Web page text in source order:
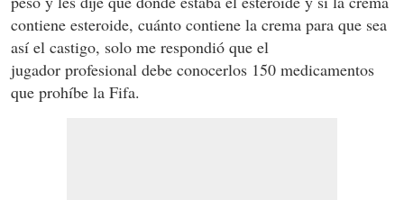
contiene esteroide, cuánto contiene la crema para que sea
así el castigo, solo me respondió que el
jugador profesional debe conocerlos 150 medicamentos
que prohíbe la Fifa.